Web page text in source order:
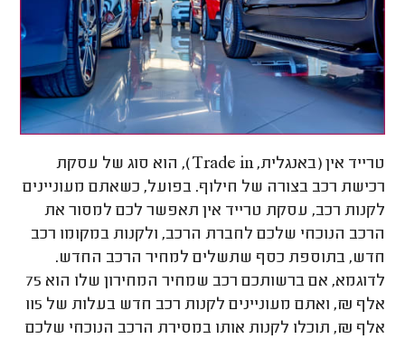
טרייד אין (באנגלית, Trade in), הוא סוג של עסקת
רכישת רכב בצורה של חילוף. בפועל, כשאתם מעוניינים
לקנות רכב, עסקת טרייד אין תאפשר לכם למסור את
הרכב הנוכחי שלכם לחברת הרכב, ולקנות במקומו רכב
חדש, בתוספת כסף שתשלים למחיר הרכב החדש.
לדוגמא, אם ברשותכם רכב שמחיר המחירון שלו הוא 75
אלף ₪, ואתם מעוניינים לקנות רכב חדש בעלות של 115
אלף ₪, תוכלו לקנות אותו במסירת הרכב הנוכחי שלכם